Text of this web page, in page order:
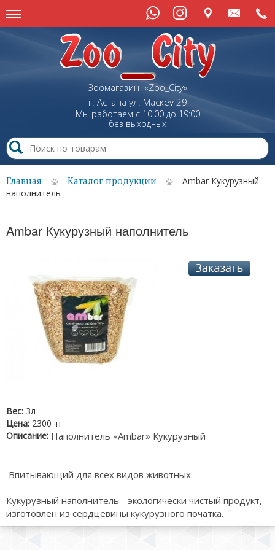
Зоомагазин «Zoo_City»
г. Астана ул. Маскеу29
Мы работаем с 10:00 до 19:00
без выходных
Главная Каталог продукции
Ambar Кукурузный
наполнитель
Ambar Кукурузный наполнитель
Вес: 3л
Цена: 2300 тг
Описание: Наполнитель «Ambar» Кукурузный
Впитывающий для всех видов животных.
Кукурузный наполнитель - экологически чистый продукт,
изготовлен из сердцевины кукурузного початка.